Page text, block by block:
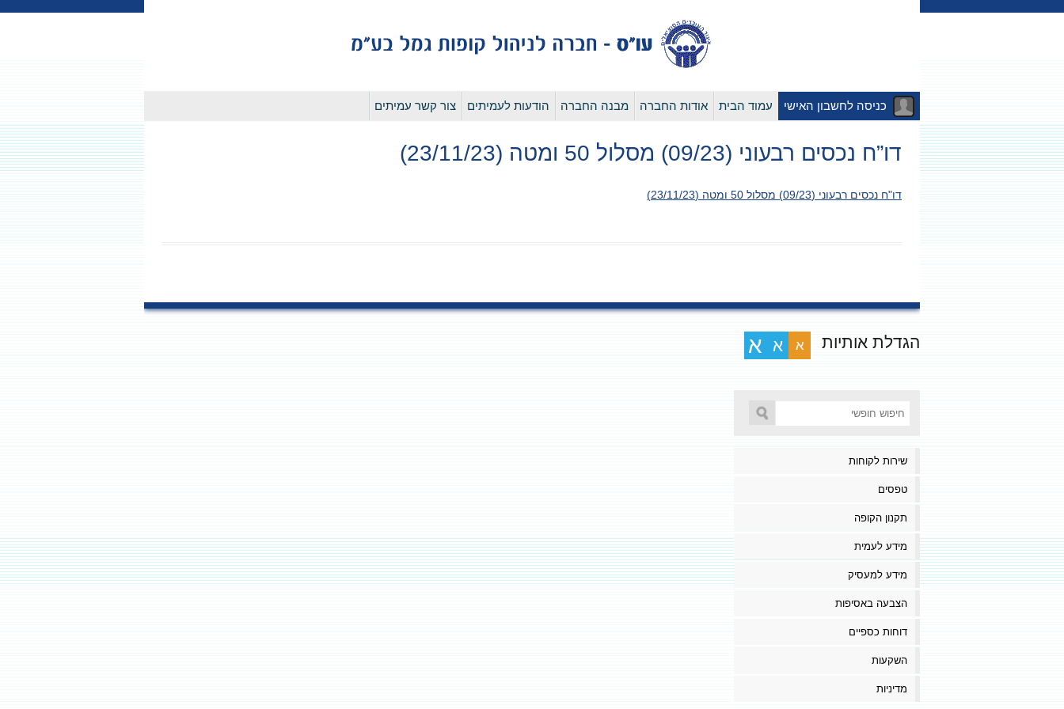
לדלג
כניסה לחשבון האישי עמוד הבית אודות החברה מבנה החברה הודעות לעמיתים צור קשר עמיתים
דו”ח נכסים רבעוני (09/23) מסלול 50 ומטה (23/11/23)
דו"ח נכסים רבעוני (09/23) מסלול 50 ומטה (23/11/23)
הגדלת אותיות א א א
שירות לקוחות
טפסים
תקנון הקופה
מידע לעמית
מידע למעסיק
הצבעה באסיפות
דוחות כספיים
השקעות
מדיניות